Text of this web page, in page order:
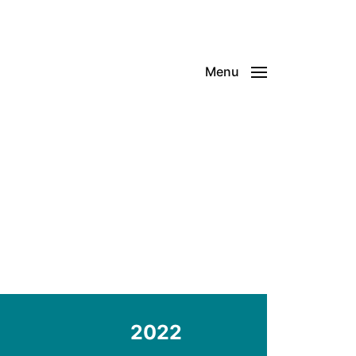
Menu
2022